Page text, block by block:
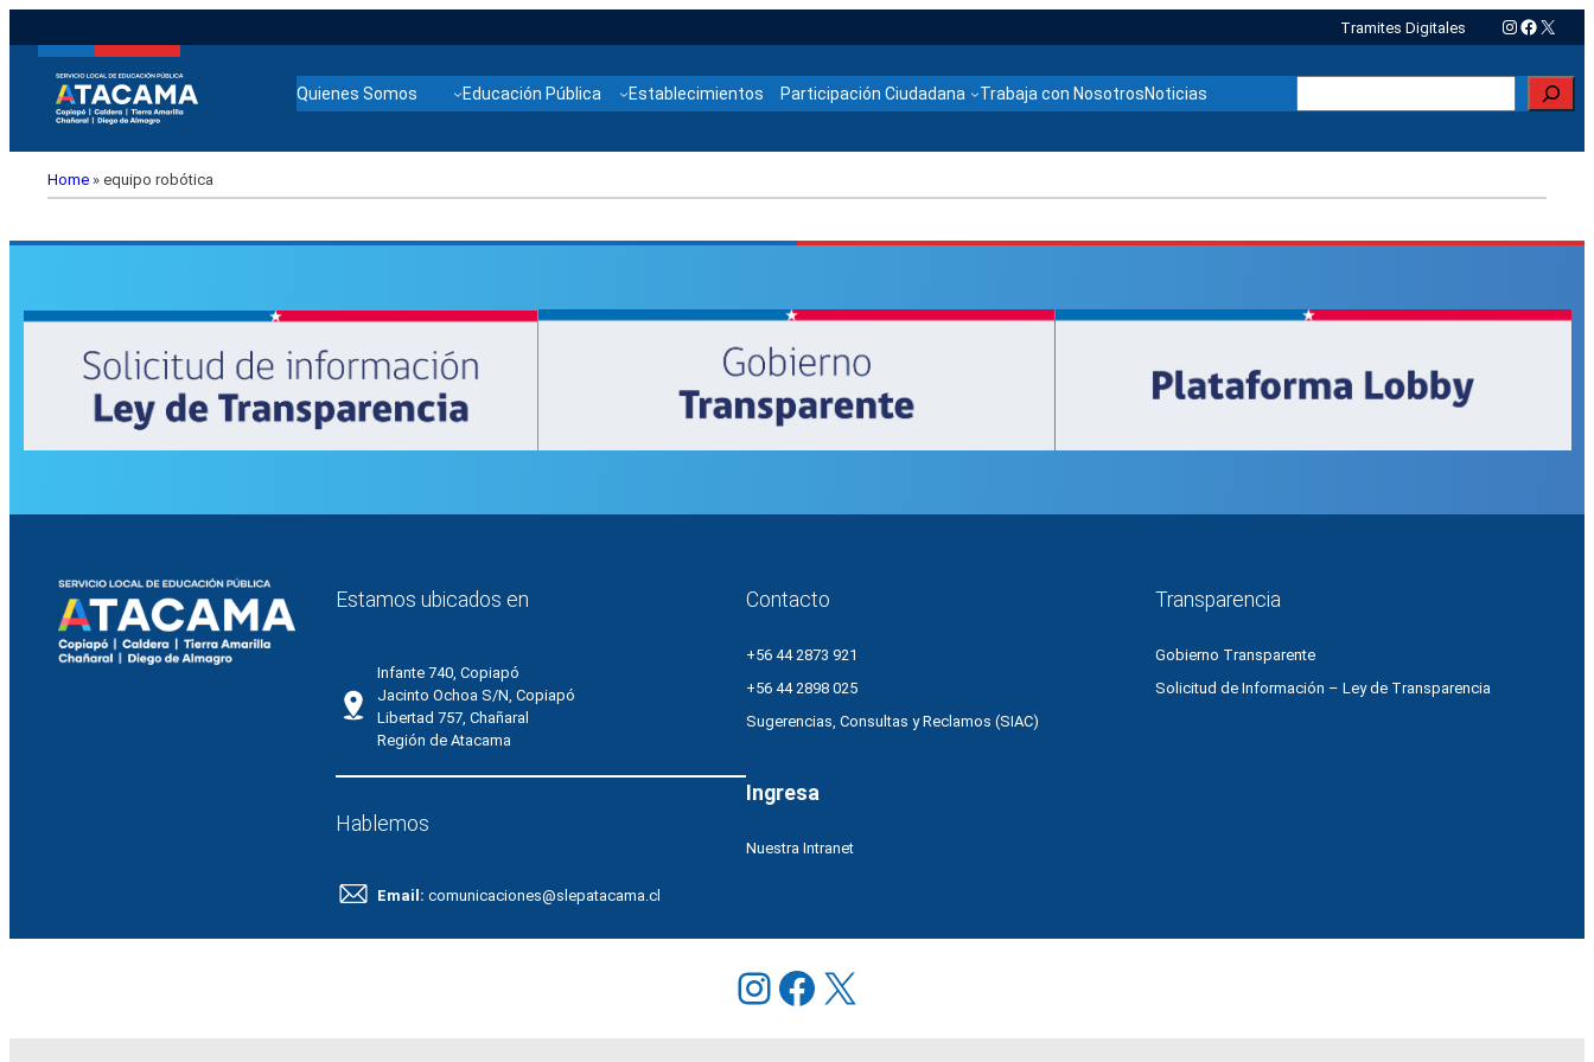
Tramites Digitales Instagram
X
Quienes Somos Educación Pública Establecimientos Participación Ciudadana Trabaja con NosotrosNoticias
Home » equipo robótica
Estamos ubicados en
Infante 740, Copiapó
Jacinto Ochoa S/N, Copiapó
Libertad 757, Chañaral
Región de Atacama
Hablemos
Email: comunicaciones@slepatacama.cl
Contacto
+56 44 2873 921
+56 44 2898 025
Sugerencias, Consultas y Reclamos (SIAC)
Ingresa
Nuestra Intranet
Transparencia
Gobierno Transparente
Solicitud de Información – Ley de Transparencia
Instagram
Facebook
X